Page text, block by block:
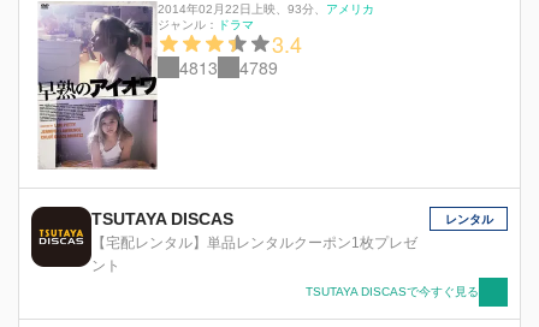
2014年02月22日上映 93分
アメリカ
ジャンル：
ドラマ
3.4
4813 4789
TSUTAYA DISCAS
【宅配レンタル】単品レンタルクーポン1枚プレゼ
ント
レンタル
TSUTAYA DISCASで今すぐ見る